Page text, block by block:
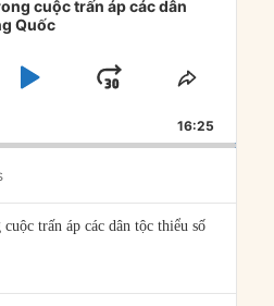
cuộc trấn áp các dân
Quốc
PLAYJUMP
FORWARD
SHARE
16:25
trấn áp các dân tộc thiểu số